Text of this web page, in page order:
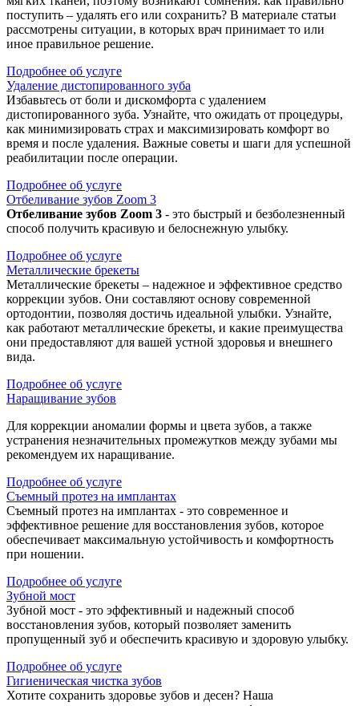
поступить – удалять его или сохранить? В материале статьи
рассмотрены ситуации, в которых врач принимает то или
иное правильное решение.
Подробнее об услуге
Удаление дистопированного зуба
Избавьтесь от боли и дискомфорта с удалением
дистопированного зуба. Узнайте, что ожидать от процедуры,
как минимизировать страх и максимизировать комфорт во
время и после удаления. Важные советы и шаги для успешной
реабилитации после операции.
Подробнее об услуге
Отбеливание зубов Zoom 3
Отбеливание зубов Zoom 3 - это быстрый и безболезненный
способ получить красивую и белоснежную улыбку.
Подробнее об услуге
Металлические брекеты
Металлические брекеты – надежное и эффективное средство
коррекции зубов. Они составляют основу современной
ортодонтии, позволяя достичь идеальной улыбки. Узнайте,
как работают металлические брекеты, и какие преимущества
они предоставляют для вашей устной здоровья и внешнего
вида.
Подробнее об услуге
Наращивание зубов
Для коррекции аномалии формы и цвета зубов, а также
устранения незначительных промежутков между зубами мы
рекомендуем их наращивание.
Подробнее об услуге
Съемный протез на имплантах
Съемный протез на имплантах - это современное и
эффективное решение для восстановления зубов, которое
обеспечивает максимальную устойчивость и комфортность
при ношении.
Подробнее об услуге
Зубной мост
Зубной мост - это эффективный и надежный способ
восстановления зубов, который позволяет заменить
пропущенный зуб и обеспечить красивую и здоровую улыбку.
Подробнее об услуге
Гигиеническая чистка зубов
Хотите сохранить здоровье зубов и десен? Наша